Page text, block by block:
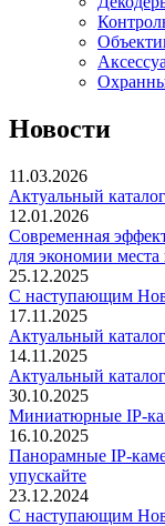
Новости
11.03.2026
Актуальный
12.01.2026
Современная
для экономии
25.12.2025
С наступающим
17.11.2025
Актуальный
14.11.2025
Актуальный
30.10.2025
Миниатюрные IP-
16.10.2025
Панорамные IP-
упускайте
23.12.2024
С наступающим